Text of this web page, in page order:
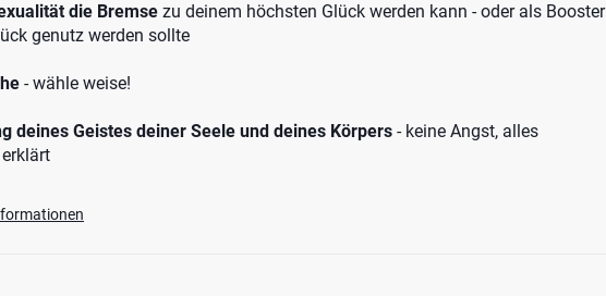
die Bremse zu deinem höchsten Glück werden kann - oder als Booster
genutz werden sollte
- wähle weise!
deines Geistes deiner Seele und deines Körpers - keine Angst, alles